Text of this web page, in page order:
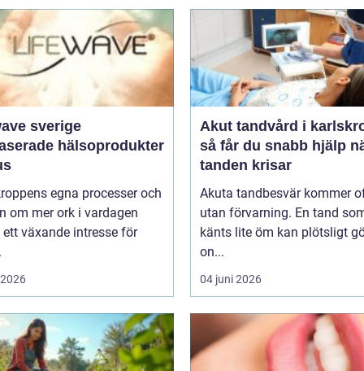
sverige
hälsoprodukter
egna processer och
om mer ork i vardagen
växande intresse för
Akut tandvård i
så får du snabb hjälp
tanden krisar
Akuta tandbesvär kommer
utan förvarning. En tand
känts lite öm kan plötsligt
on...
04 juni 2026